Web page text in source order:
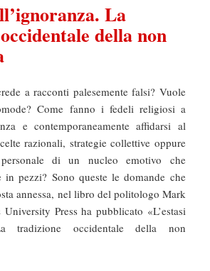
La
della non
a racconti palesemente falsi? Vuole
Come fanno i fedeli religiosi a
e contemporaneamente affidarsi al
razionali, strategie collettive oppure
di un nucleo emotivo che
in pezzi? Sono queste le domande che
annessa, nel libro del politologo Mark
Press ha pubblicato «L’estasi
tradizione occidentale della non